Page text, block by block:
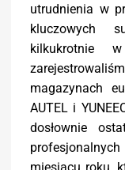
utrudnienia w
kluczowych
kilkukrotnie
magazynach
AUTEL i
dosłownie
miesiącu roku,